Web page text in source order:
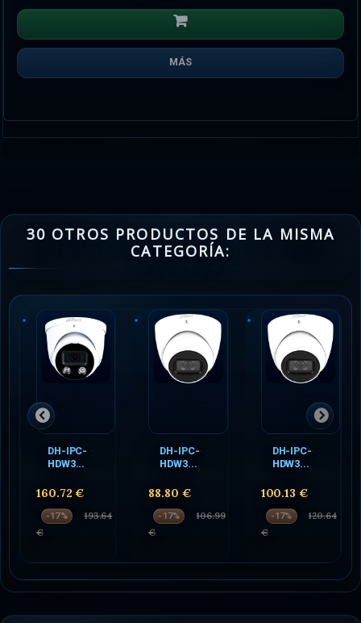
MÁS
30 OTROS PRODUCTOS DE LA MISMA
CATEGORÍA:
DH-IPC-
HDW3...
160.72 €
-17%
193.64
€
DH-IPC-
HDW3...
88.80 €
-17%
106.99
€
DH-IPC-
HDW3...
100.13 €
-17%
120.64
€